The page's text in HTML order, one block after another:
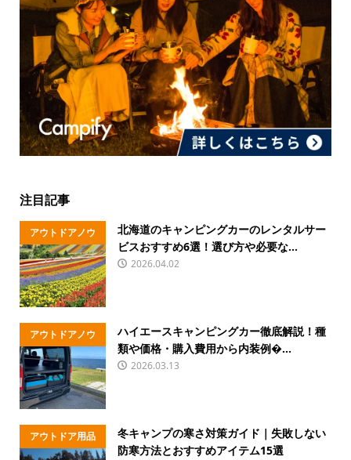
注目記事
アウトドアノウ
ハウ
北海道のキャンピングカーのレンタルサー
ビスおすすめ6選！選び方や必要な...
2026.04.02
アウトドアノウ
ハウ
ハイエースキャンピングカー徹底解説！種
類や価格・購入費用から内装例�...
2026.03.13
アウトドア用品
冬キャンプの寒さ対策ガイド｜失敗しない
防寒方法とおすすめアイテム15選